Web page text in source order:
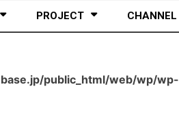
PROJECT CHANNEL
public_html/web/wp/wp-